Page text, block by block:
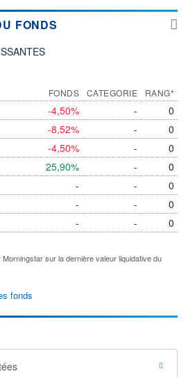
FONDS
FONDS
-4,50%
-8,52%
-4,50%
25,90%
-
-
-
CATEGORIE
-
-
-
-
-
-
-
RANG*
0
0
0
0
0
0
0
sur la dernière valeur liquidative du
fonds